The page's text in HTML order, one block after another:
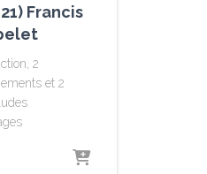
Francis
2
et 2